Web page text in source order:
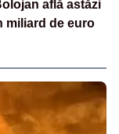
află astăzi
miliard de euro